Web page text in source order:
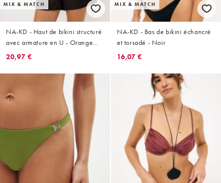
MIX & MATCH
NA-KD - Haut de bikini structuré
avec armature en U - Orange
brûlé
20,97 €
MIX & MATCH
NA-KD - Bas de bikini échancré
et torsadé - Noir
16,07 €